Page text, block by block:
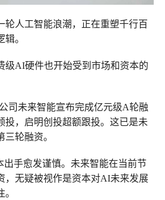
轮人工智能浪潮，正在重塑千行百
。
级AI硬件也开始受到市场和资本的
司未来智能宣布完成亿元级A轮融
投，启明创投超额跟投。这已是未
轮融资。
出手愈发谨慎。未来智能在当前节
，无疑被视作是资本对AI未来发展